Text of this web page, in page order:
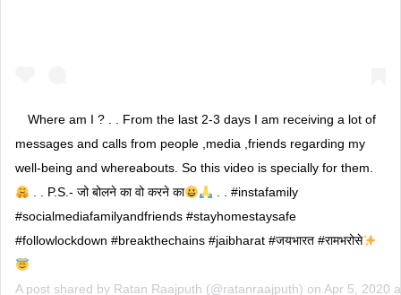
Where am I ? . . From the last 2-3 days I am receiving a lot of
messages and calls from people ,media ,friends regarding my
well-being and whereabouts. So this video is specially for them.
. . P.S.- जो बोलने का वो करने का
. . #instafamily
#socialmediafamilyandfriends #stayhomestaysafe
#followlockdown #breakthechains #jaibharat #जयभारत #रामभरोसे
A post shared by Ratan Raajputh (@ratanraajputh) on Apr 5, 2020